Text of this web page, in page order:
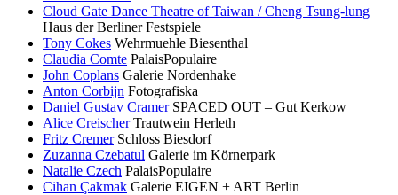
Cloud Gate Dance Theatre of Taiwan / Cheng Tsung-lung
Haus der Berliner Festspiele
Tony Cokes Wehrmuehle Biesenthal
Claudia Comte PalaisPopulaire
John Coplans Galerie Nordenhake
Anton Corbijn Fotografiska
Daniel Gustav Cramer SPACED OUT – Gut Kerkow
Alice Creischer Trautwein Herleth
Fritz Cremer Schloss Biesdorf
Zuzanna Czebatul Galerie im Körnerpark
Natalie Czech PalaisPopulaire
Cihan Çakmak Galerie EIGEN + ART Berlin